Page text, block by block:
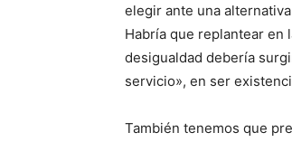
elegir ante una
Habría que replantear en
desigualdad debería
servicio», en ser
También tenemos que